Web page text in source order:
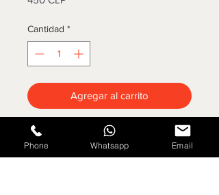
Cantidad *
Agregar al carrito
Cotizar
Phone Whatsapp Email